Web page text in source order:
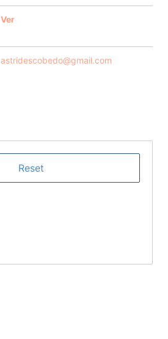
Ver
astridescobedo@gmail.com